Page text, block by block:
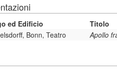
ed Edificio
Titolo
Bonn, Teatro Apollo